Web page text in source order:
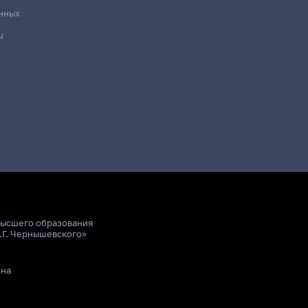
образования
Чернышевского»